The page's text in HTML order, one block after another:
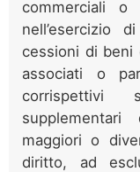
commerciali o
nell’esercizio
cessioni di beni
associati o
maggiori o
diritto, ad